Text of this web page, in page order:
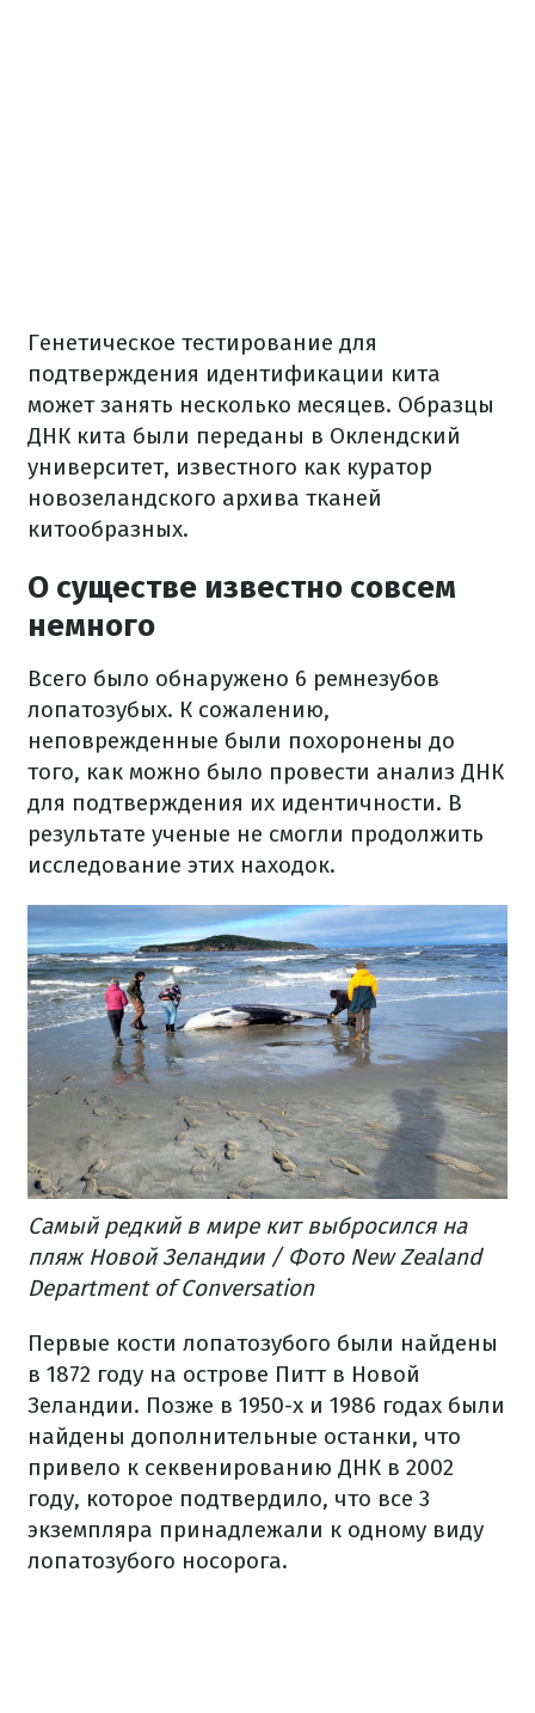
Генетическое тестирование для
подтверждения идентификации кита
может занять несколько месяцев. Образцы
ДНК кита были переданы в Оклендский
университет, известного как куратор
новозеландского архива тканей
китообразных.
О существе известно совсем
немного
Всего было обнаружено 6 ремнезубов
лопатозубых. К сожалению,
неповрежденные были похоронены до
того, как можно было провести анализ ДНК
для подтверждения их идентичности. В
результате ученые не смогли продолжить
исследование этих находок.
Самый редкий в мире кит выбросился на
пляж Новой Зеландии / Фото New Zealand
Department of Conversation
Первые кости лопатозубого были найдены
в 1872 году на острове Питт в Новой
Зеландии. Позже в 1950-х и 1986 годах были
найдены дополнительные останки, что
привело к секвенированию ДНК в 2002
году, которое подтвердило, что все 3
экземпляра принадлежали к одному виду
лопатозубого носорога.